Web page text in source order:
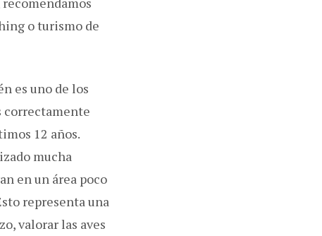
o turismo de
es uno de los
correctamente
12 años.
mucha
en un área poco
representa una
valorar las aves